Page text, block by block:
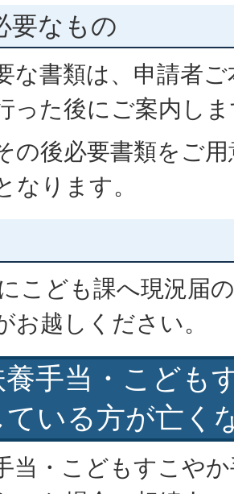
要なもの
な書類は、申請者
った後にご案内し
の後必要書類をご
なります。
こども課へ現況届
お越しください。
養手当・こども
ている方が亡く
当・こどもすこや